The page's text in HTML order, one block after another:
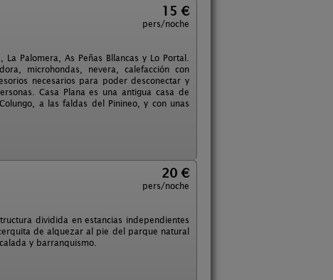
15 €
pers/noche
Palomera, As Peñas Bllancas y Lo Portal.
microhondas, nevera, calefacción con
necesarios para poder desconectar y
Casa Plana es una antigua casa de
a las faldas del Pinineo, y con unas
20 €
pers/noche
dividida en estancias independientes
de alquezar al pie del parque natural
y barranquismo.